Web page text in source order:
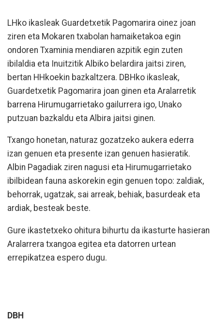
LHko ikasleak Guardetxetik Pagomarira oinez joan
ziren eta Mokaren txabolan hamaiketakoa egin
ondoren Txaminia mendiaren azpitik egin zuten
ibilaldia eta Inuitzitik Albiko belardira jaitsi ziren,
bertan HHkoekin bazkaltzera. DBHko ikasleak,
Guardetxetik Pagomarira joan ginen eta Aralarretik
barrena Hirumugarrietako gailurrera igo, Unako
putzuan bazkaldu eta Albira jaitsi ginen.
Txango honetan, naturaz gozatzeko aukera ederra
izan genuen eta presente izan genuen hasieratik.
Albin Pagadiak ziren nagusi eta Hirumugarrietako
ibilbidean fauna askorekin egin genuen topo: zaldiak,
behorrak, ugatzak, sai arreak, behiak, basurdeak eta
ardiak, besteak beste.
Gure ikastetxeko ohitura bihurtu da ikasturte hasieran
Aralarrera txangoa egitea eta datorren urtean
errepikatzea espero dugu.
DBH